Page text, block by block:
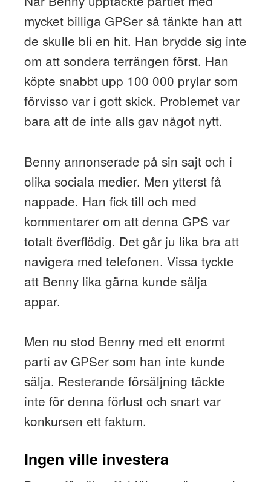
mycket billiga GPSer så tänkte han att
de skulle bli en hit. Han brydde sig inte
om att sondera terrängen först. Han
köpte snabbt upp 100 000 prylar som
förvisso var i gott skick. Problemet var
bara att de inte alls gav något nytt.
Benny annonserade på sin sajt och i
olika sociala medier. Men ytterst få
nappade. Han fick till och med
kommentarer om att denna GPS var
totalt överflödig. Det går ju lika bra att
navigera med telefonen. Vissa tyckte
att Benny lika gärna kunde sälja
appar.
Men nu stod Benny med ett enormt
parti av GPSer som han inte kunde
sälja. Resterande försäljning täckte
inte för denna förlust och snart var
konkursen ett faktum.
Ingen ville investera